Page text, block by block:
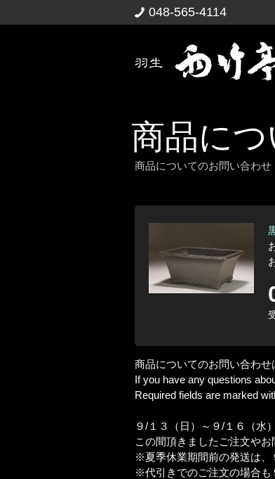
048-565-4114
商品に
商品についてのお問い合わせ
商品についてのお問い合わせ
If you have any questions
Required fields are marked
９/１３（日）～９/１６（水
この間頂きましたご注文や
※夏季休業期間前の発送は、
※代引きでのご注文の場合も